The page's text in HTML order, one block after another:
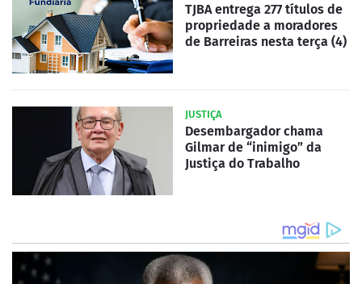
TJBA entrega 277 títulos de
propriedade a moradores
de Barreiras nesta terça (4)
JUSTIÇA
Desembargador chama
Gilmar de “inimigo” da
Justiça do Trabalho